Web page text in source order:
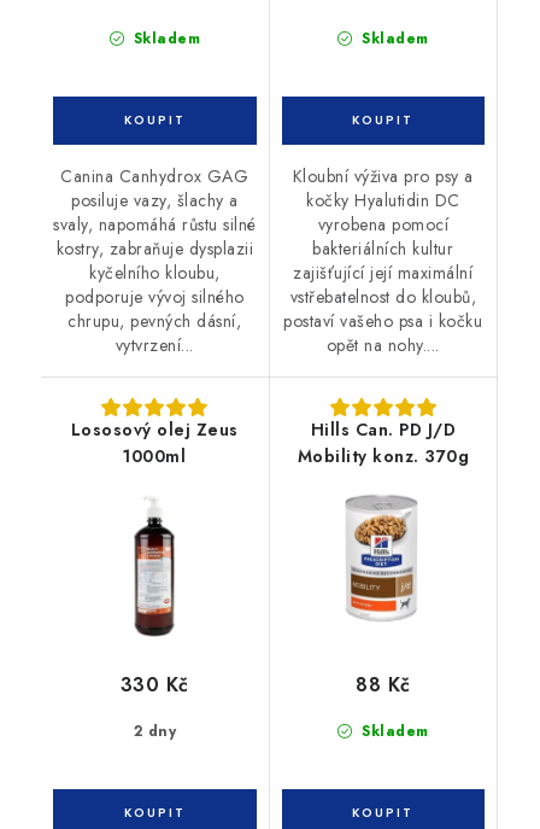
Skladem
Canina Canhydrox GAG
posiluje vazy, šlachy a
svaly, napomáhá růstu silné
kostry, zabraňuje dysplazii
kyčelního kloubu,
podporuje vývoj silného
chrupu, pevných dásní,
vytvrzení...
Skladem
Kloubní výživa pro psy a
kočky Hyalutidin DC
vyrobena pomocí
bakteriálních kultur
zajišťující její maximální
vstřebatelnost do kloubů,
postaví vašeho psa i kočku
opět na nohy....
Lososový olej Zeus
1000ml
2 dny
330 Kč
Hills Can. PD J/D
Mobility konz. 370g
Skladem
88 Kč